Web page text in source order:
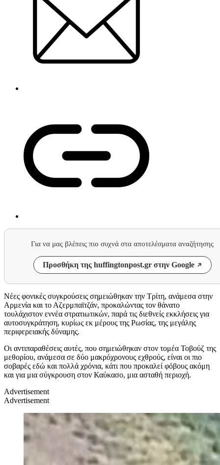
Για να μας βλέπεις πιο συχνά στα αποτελέσματα αναζήτησης
Προσθήκη της huffingtonpost.gr στην Google
Νέες φονικές συγκρούσεις σημειώθηκαν την Τρίτη, ανάμεσα στην
Αρμενία και το Αζερμπαϊτζάν, προκαλώντας τον θάνατο
τουλάχιστον εννέα στρατιωτικών, παρά τις διεθνείς εκκλήσεις για
αυτοσυγκράτηση, κυρίως εκ μέρους της Ρωσίας, της μεγάλης
περιφερειακής δύναμης.
Οι αντιπαραθέσεις αυτές, που σημειώθηκαν στον τομέα Τοβούζ της
μεθορίου, ανάμεσα σε δύο μακρόχρονους εχθρούς, είναι οι πιο
σοβαρές εδώ και πολλά χρόνια, κάτι που προκαλεί φόβους ακόμη
και για μια σύγκρουση στον Καύκασο, μια ασταθή περιοχή.
Advertisement
Advertisement